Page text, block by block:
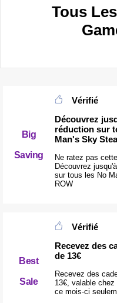
Tous
Big
Saving
Vérifié
Découvrez
réduction sur
Man's Sky
Ne ratez pas
Découvrez
sur tous les No
ROW
Best
Sale
Vérifié
Recevez des
de 13€
Recevez des
13€, valable
ce mois-ci